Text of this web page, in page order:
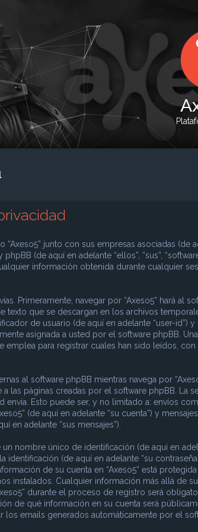
junto con sus empresas asociadas (de
phpBB (de aquí en adelante “ellos”, “sus”,
información obtenida durante cualquier
Primeramente, navegar por “Axeso5” hará al
texto que se descargan en los archivos
de usuario (de aquí en adelante “user-id”)
asignada a usted por el software phpBB.
emplea para registrar cuales han sido leídos,
al software phpBB mientras navega por
las páginas creadas por el software phpBB. La
envía. Esto puede ser, y no limitado a: envíos
(de aquí en adelante “su cuenta”) y
en adelante “sus mensajes”).
nombre único de identificación (de aquí en
identificación (de aquí en adelante “su
de su cuenta en “Axeso5” está
instalados. Cualquier información más allá de
durante el proceso de registro será
de qué información en su cuenta será
los emails generados automáticamente por el